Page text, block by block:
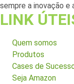
sempre a inovação e
LINK
Quem somos
Produtos
Cases de
Seja Amazon